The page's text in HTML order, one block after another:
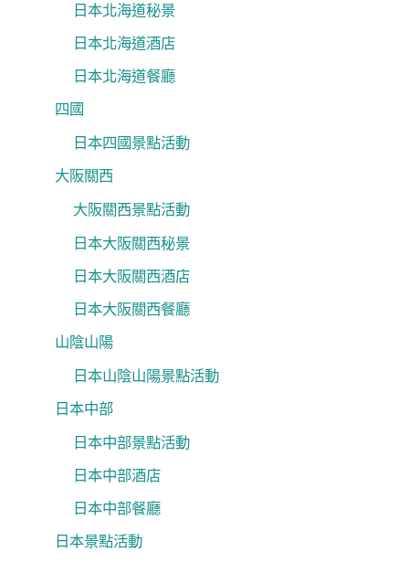
日本北海道秘景
日本北海道酒店
日本北海道餐廳
四國
日本四國景點活動
大阪關西
大阪關西景點活動
日本大阪關西秘景
日本大阪關西酒店
日本大阪關西餐廳
山陰山陽
日本山陰山陽景點活動
日本中部
日本中部景點活動
日本中部酒店
日本中部餐廳
日本景點活動